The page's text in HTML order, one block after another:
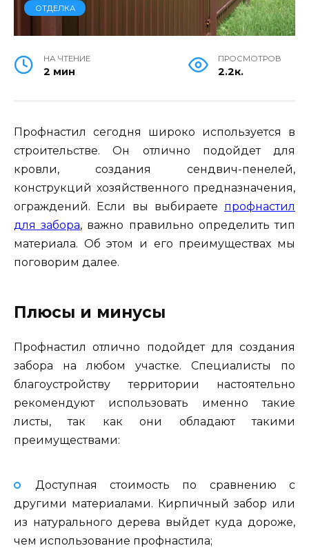
ОТДЕЛКА
НА ЧТЕНИЕ
2 мин
ПРОСМОТРОВ
2.2к.
Профнастил сегодня широко используется в
строительстве. Он отлично подойдет для
кровли, создания сендвич-пенелей,
конструкций хозяйственного предназначения,
ограждений. Если вы выбираете профнастил
для забора, важно правильно определить тип
материала. Об этом и его преимуществах мы
поговорим далее.
Плюсы и минусы
Профнастил отлично подойдет для создания
забора на любом участке. Специалисты по
благоустройству территории настоятельно
рекомендуют использовать именно такие
листы, так как они обладают такими
преимуществами:
Доступная стоимость по сравнению с
другими материалами. Кирпичный забор или
из натурального дерева выйдет куда дороже,
чем использование профнастила;